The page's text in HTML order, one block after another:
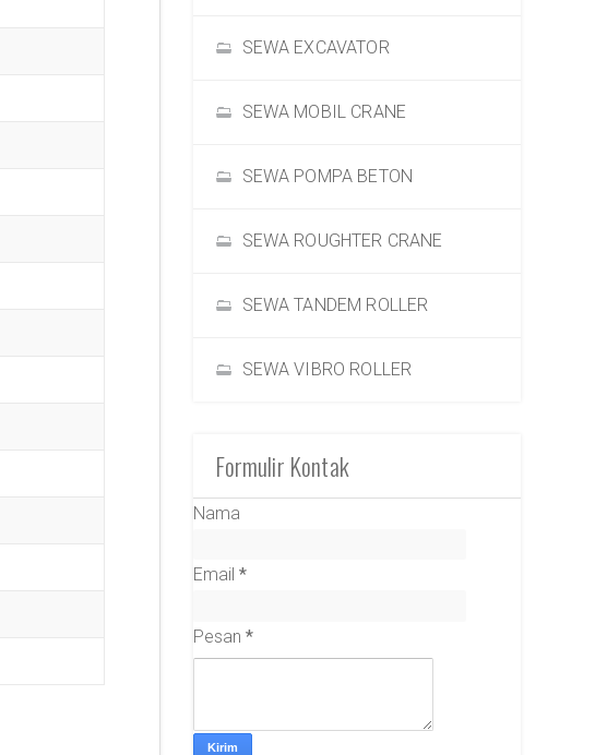
SEWA EXCAVATOR
SEWA MOBIL CRANE
SEWA POMPA BETON
SEWA ROUGHTER CRANE
SEWA TANDEM ROLLER
SEWA VIBRO ROLLER
Formulir Kontak
Nama
Email*
Pesan*